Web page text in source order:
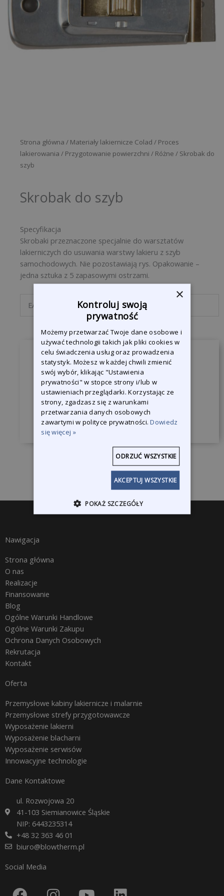
Strona główna / Materiały lakiernicze Colad / Proces
lakierowania / Przygotowanie powierzchni / Różne / Skrobak do
szyb
Skrobak do szyb
Specyfikacja
Skrobaki przeznaczone specjalnie do warsztatów
lakierniczych do usuwania warstwy lakieru z szyb
samochodowych. Nie pozostawiają rys. Opakowanie –
jedna sztuka z 5 zapasowymi ostrzami.
EAN-Code 8714247003428
Zapytaj o produkt
Jesteśmy do Państwa dyspozycji, żeby
odpowiedzieć na wszystkie pytania.
Skontaktuj się z nami
Nawigacja
Strona główna
O nas
Realizacje
Finansowanie
Blog
Ogólne Warunki Handlowe
Ogólne Warunki Zakupu
Ochrona Danych Osobowych
Rekrutacja
Kontakt
Oferta
Przemysłowe kabiny lakiernicze i malarnie
Przemysłowe strefy przygotowawcze
Wyposażenie lakierni
Wyposażenie blacharni
Wyposażenie serwisów
Innowacyjne technologie
Dane Kontaktowe
ul. Rozwojowa 20
41-103 Siemianowice Śląskie
NIP: 6443235314
+48 32 363 46 01
biuro@blowtherm.pl
Social Media
F I Y L
×
Kontroluj swoją
prywatność
Możemy przetwarzać Twoje dane osobowe i
używać technologii takich jak pliki cookies w
celu świadczenia usług oraz prowadzenia
statystyk. Możesz w każdej chwili zmienić
swój wybór, klikając "Ustawienia
prywatności" w stopce strony i/lub w
ustawieniach przeglądarki. Korzystając ze
strony, zgadzasz się z warunkami
przetwarzania danych osobowych
zawartymi w polityce prywatności.Dowiedz
się więcej »
AKCEPTUJ WSZYSTKIE
ODRZUĆ WSZYSTKIE
POKAŻ SZCZEGÓŁY